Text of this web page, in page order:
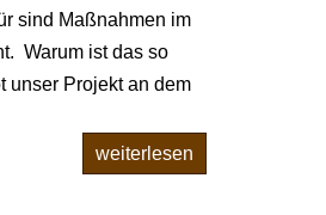
sind Maßnahmen im
Warum ist das so
unser Projekt an dem
weiterlesen